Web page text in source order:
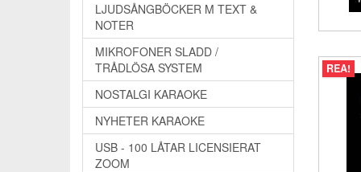
LJUDSÅNGBÖCKER M TEXT &
NOTER
MIKROFONER SLADD /
TRÅDLÖSA SYSTEM
NOSTALGI KARAOKE
NYHETER KARAOKE
USB - 100 LÅTAR LICENSIERAT
ZOOM
REA!